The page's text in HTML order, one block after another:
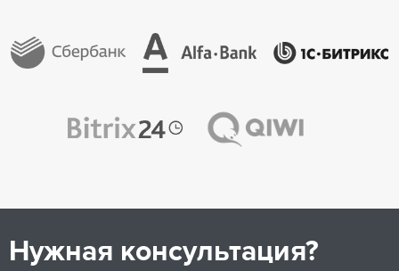
Нужная консультация?